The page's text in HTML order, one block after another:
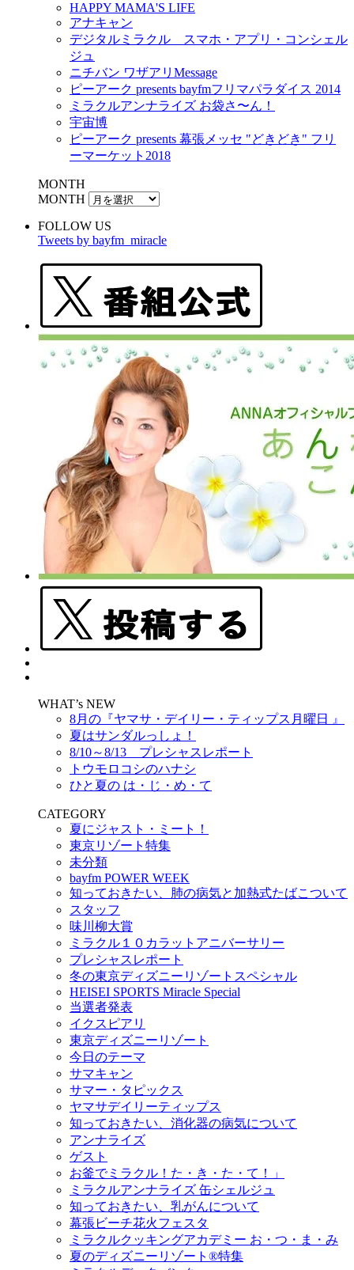
HAPPY MAMA'S LIFE
アナキャン
デジタルミラクル スマホ・アプリ・コンシェル
ジュ
ニチバン ワザアリMessage
ピーアーク presents bayfmフリマパラダイス 2014
ミラクルアンナライズ お袋さ〜ん！
宇宙博
ピーアーク presents 幕張メッセ "どきどき" フリ
ーマーケット2018
MONTH
MONTH
FOLLOW US
Tweets by bayfm_miracle
WHAT’s NEW
8月の『ヤマサ・デイリー・ティップス月曜日 』
夏はサンダルっしょ！
8/10～8/13 プレシャスレポート
トウモロコシのハナシ
ひと夏の は・じ・め・て
CATEGORY
夏にジャスト・ミート！
東京リゾート特集
未分類
bayfm POWER WEEK
知っておきたい、肺の病気と加熱式たばこついて
スタッフ
味川柳大賞
ミラクル１０カラットアニバーサリー
プレシャスレポート
冬の東京ディズニーリゾートスペシャル
HEISEI SPORTS Miracle Special
当選者発表
イクスピアリ
東京ディズニーリゾート
今日のテーマ
サマキャン
サマー・タピックス
ヤマサデイリーティップス
知っておきたい、消化器の病気について
アンナライズ
ゲスト
お釜でミラクル！た・き・た・て！」
ミラクルアンナライズ 缶シェルジュ
知っておきたい、乳がんについて
幕張ビーチ花火フェスタ
ミラクルクッキングアカデミー お・つ・ま・み
夏のディズニーリゾート®特集